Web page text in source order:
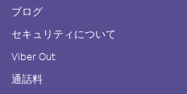
ブログ
セキュリティについて
Viber Out
通話料